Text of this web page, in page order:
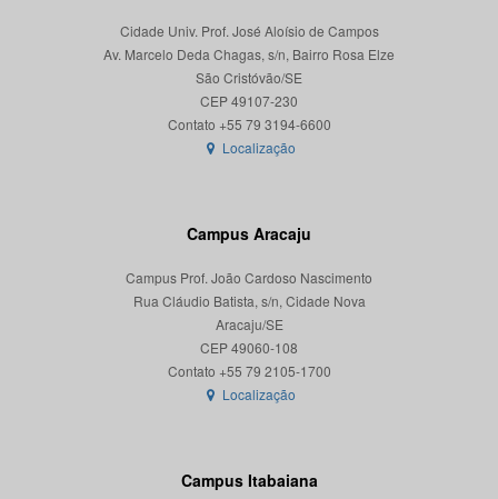
Cidade Univ. Prof. José Aloísio de Campos
Av. Marcelo Deda Chagas, s/n, Bairro Rosa Elze
São Cristóvão/SE
CEP 49107-230
Localização
Campus Aracaju
Campus Prof. João Cardoso Nascimento
Rua Cláudio Batista, s/n, Cidade Nova
Aracaju/SE
CEP 49060-108
Localização
Campus Itabaiana